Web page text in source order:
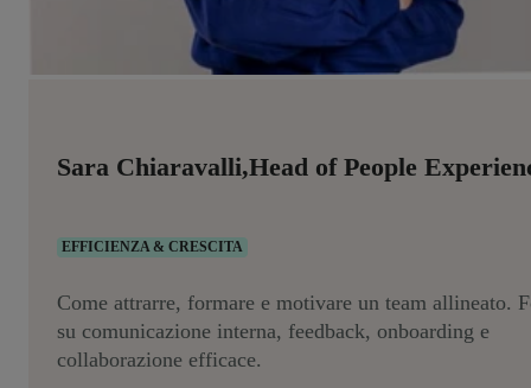
Sara Chiaravalli,Head of People
EFFICIENZA & CRESCITA
Come attrarre, formare e motivare un team allineato.
su comunicazione interna, feedback, onboarding e
collaborazione efficace.